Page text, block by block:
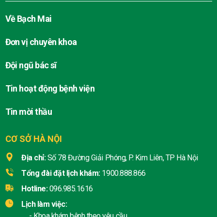
CƠ SỞ HÀ NỘI
Địa chỉ: Số 78 Đường Giải Phóng, P. Kim Liên, TP Hà Nội
Tổng đài đặt lịch khám: 1900.888.866
Hotline: 096.985.1616
Lịch làm việc:
Về Bạch Mai
Đơn vị chuyên khoa
Đội ngũ bác sĩ
Tin hoạt động bệnh viện
Tin mời thầu